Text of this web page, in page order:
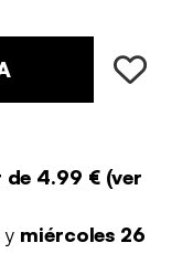
de 4.99 €(ver
y miércoles 26